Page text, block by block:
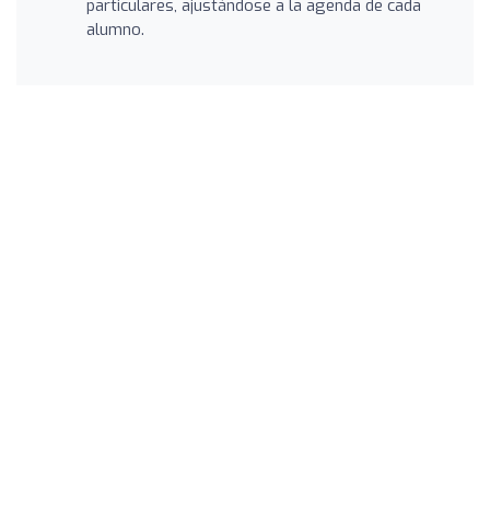
particulares, ajustándose a la agenda de cada
alumno.